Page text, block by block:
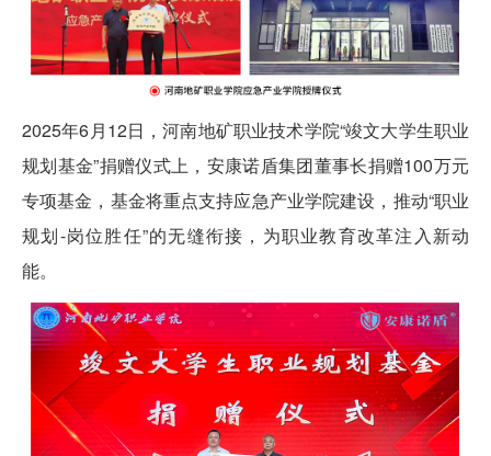
2025年6月12日，河南地矿职业技术学院“竣文大学生职业
规划基金”捐赠仪式上，安康诺盾集团董事长捐赠100万元
专项基金，基金将重点支持应急产业学院建设，推动“职业
规划-岗位胜任”的无缝衔接，为职业教育改革注入新动
能。